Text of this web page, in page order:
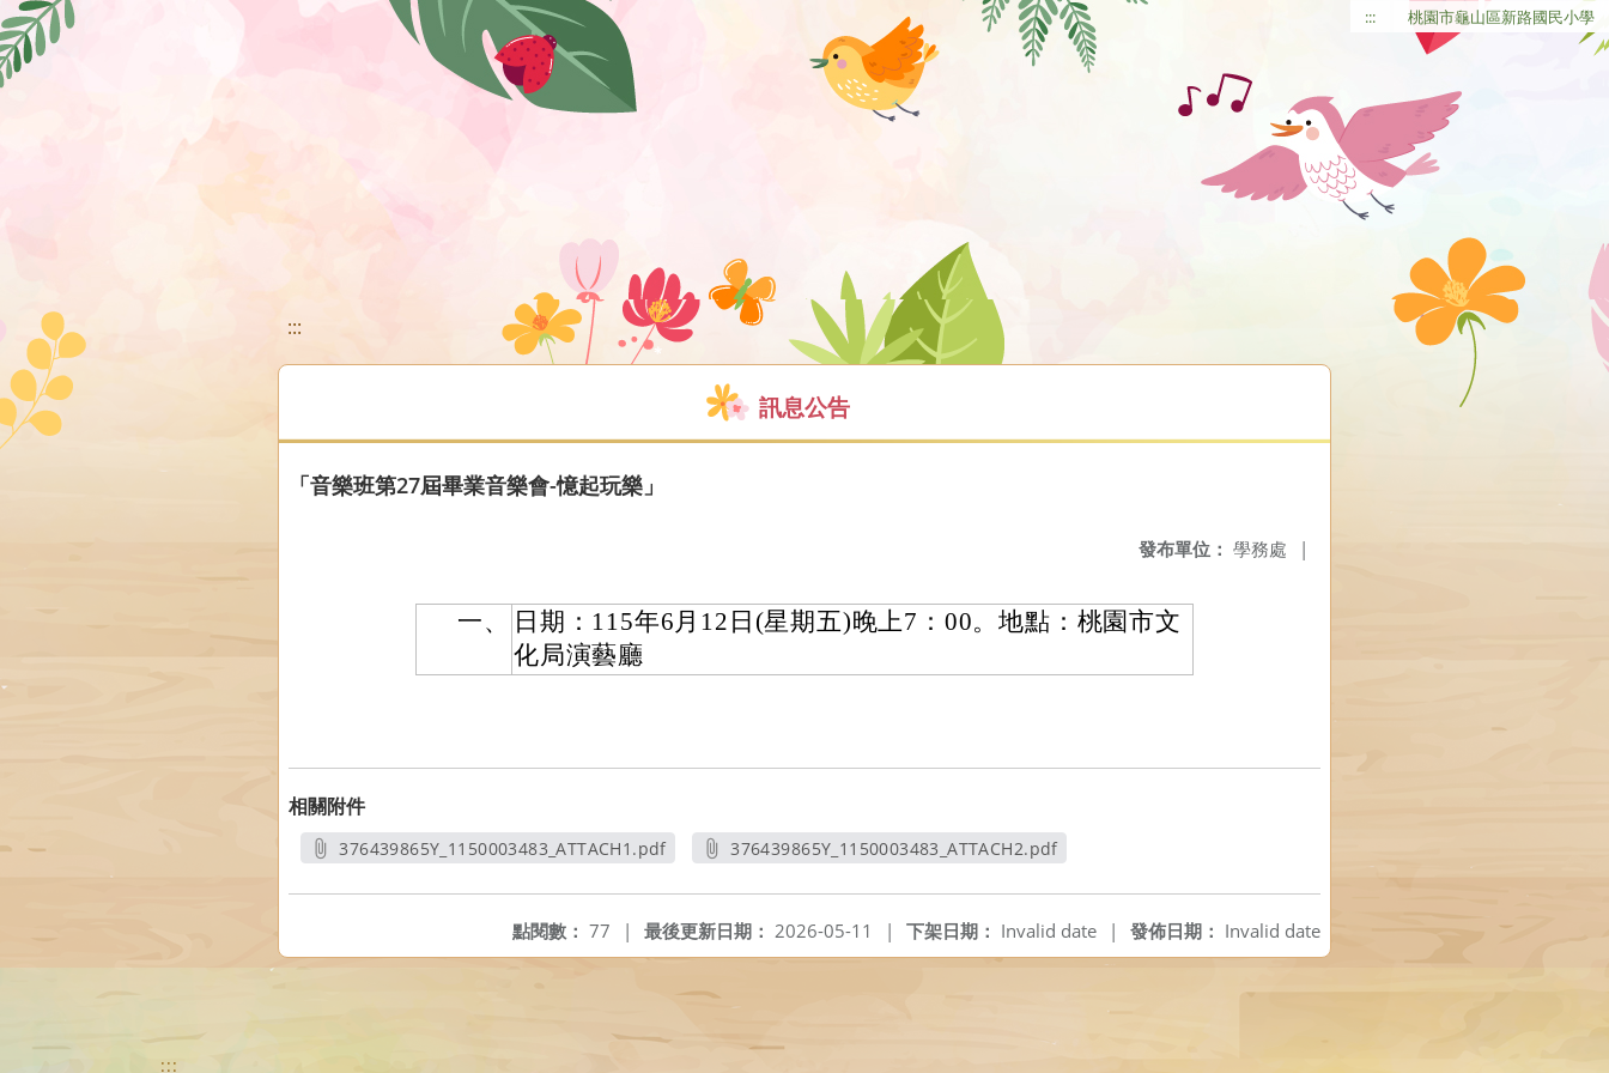
移至網頁之主要內容區位置 ::: 桃園市龜山區新路國民小學
:::
訊息公告
「音樂班第27屆畢業音樂會-憶起玩樂」
發布單位： 學務處 |
一、
日期：115年6月12日(星期五)晚上7：00。地點：桃園市文
化局演藝廳
相關附件
376439865Y_1150003483_ATTACH1.pdf
376439865Y_1150003483_ATTACH2.pdf
發佈日期： Invalid date
下架日期： Invalid date |
最後更新日期： 2026-05-11 |
點閱數： 77 |
:::